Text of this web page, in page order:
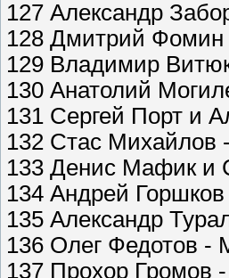
127 Александр
128 Дмитрий
129 Владимир
130 Анатолий
131 Сергей Порт и
132 Стас
133 Денис Мафик и
134 Андрей
135 Александр
136 Олег Федотов -
137 Прохор Громов